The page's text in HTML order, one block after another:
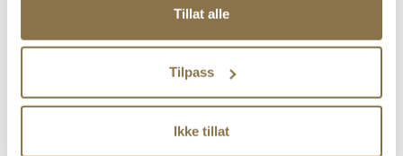
Tillat alle
Tilpass
Ikke tillat
sterkt fokus på kvalitet og passform på våre damesko. Mange av
materialer, slik at du kan gå komfortabelt hele dagen.
Materialvalg er også viktig – skinnsko former seg etter foten og gir en
luksuriøs følelse, mens tekstilmodeller gir letthet og fleksibilitet. For
deg som ønsker slitesterke og bærekraftige valg, har vi også
veganske sko, laget av innovative materialer som kombinerer